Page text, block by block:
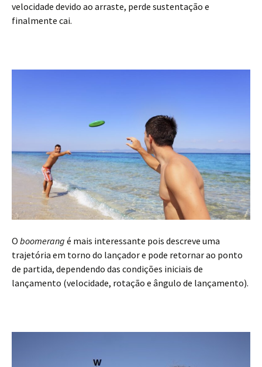
velocidade devido ao arraste, perde sustentação e
finalmente cai.
O boomerang é mais interessante pois descreve uma
trajetória em torno do lançador e pode retornar ao ponto
de partida, dependendo das condições iniciais de
lançamento (velocidade, rotação e ângulo de lançamento).